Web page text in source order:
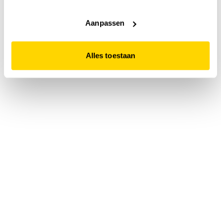
website niet optimaal functioneert.
Aanpassen
Alles toestaan